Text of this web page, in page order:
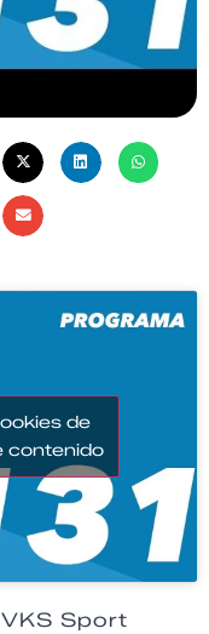
de
contenido
Sport